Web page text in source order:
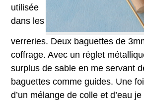
utilisée
dans les
verreries. Deux baguettes de
coffrage. Avec un réglet
surplus de sable en me servant
baguettes comme guides. Une
d’un mélange de colle et d’eau